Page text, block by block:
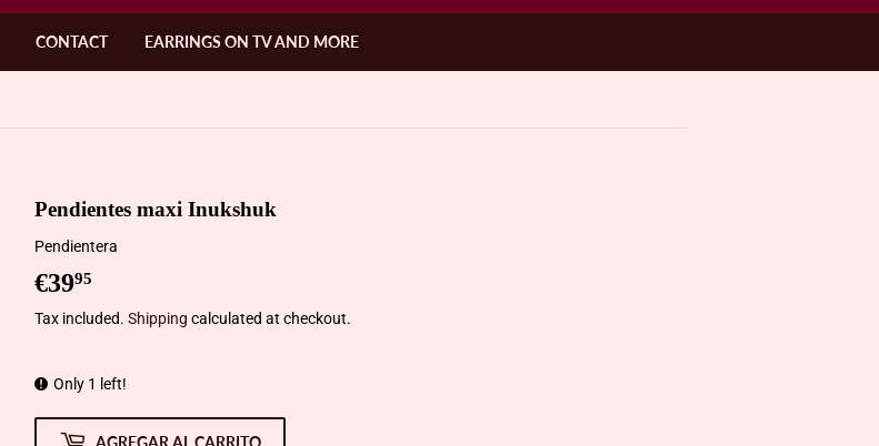
CONTACT EARRINGS ON TV AND MORE
Pendientes maxi Inukshuk
Pendientera
€3995
Tax included. Shipping calculated at checkout.
Only 1 left!
AGREGAR AL CARRITO